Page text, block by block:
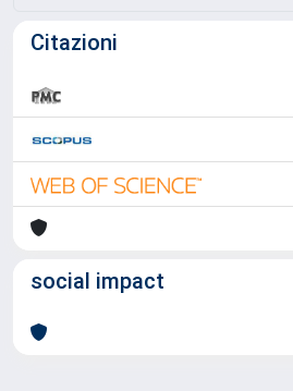
Citazioni
social impact